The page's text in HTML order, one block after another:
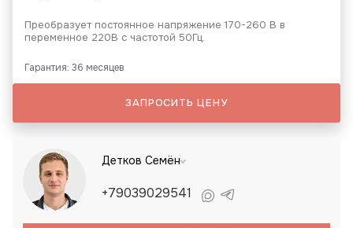
Преобразует постоянное напряжение 170-260 В в
переменное 220В с частотой 50Гц.
Гарантия: 36 месяцев
ЗАПРОСИТЬ ЦЕНУ
Детков Семён
+79039029541